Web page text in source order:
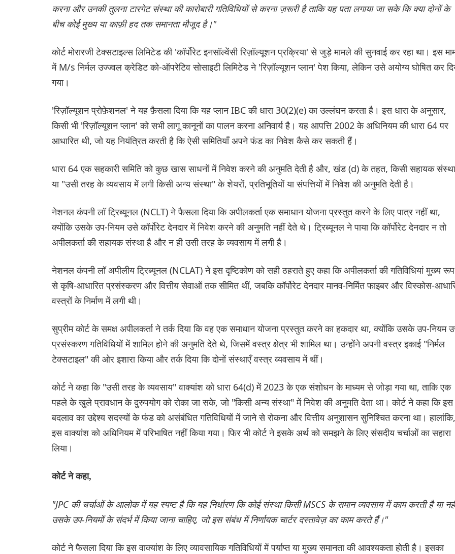
करना और उनकी तुलना टारगेट संस्था की कारोबारी गतिविधियों से करना ज़रूरी है ताकि यह पता लगाया जा सके कि क्या दोनों के
बीच कोई मुख्य या काफ़ी हद तक समानता मौजूद है।"
कोर्ट मोरारजी टेक्सटाइल्स लिमिटेड की 'कॉर्पोरेट इनसॉल्वेंसी रिज़ॉल्यूशन प्रक्रिया' से जुड़े मामले की सुनवाई कर रहा था। इस
में M/s निर्मल उज्ज्वल क्रेडिट को-ऑपरेटिव सोसाइटी लिमिटेड ने 'रिज़ॉल्यूशन प्लान' पेश किया, लेकिन उसे अयोग्य घोषित कर
गया।
'रिज़ॉल्यूशन प्रोफ़ेशनल' ने यह फ़ैसला दिया कि यह प्लान IBC की धारा 30(2)(e) का उल्लंघन करता है। इस धारा के अनुसार,
किसी भी 'रिज़ॉल्यूशन प्लान' को सभी लागू कानूनों का पालन करना अनिवार्य है। यह आपत्ति 2002 के अधिनियम की धारा 64 पर
आधारित थी, जो यह नियंत्रित करती है कि ऐसी समितियाँ अपने फंड का निवेश कैसे कर सकती हैं।
धारा 64 एक सहकारी समिति को कुछ खास साधनों में निवेश करने की अनुमति देती है और, खंड (d) के तहत, किसी सहायक संस्था
या "उसी तरह के व्यवसाय में लगी किसी अन्य संस्था" के शेयरों, प्रतिभूतियों या संपत्तियों में निवेश की अनुमति देती है।
नेशनल कंपनी लॉ ट्रिब्यूनल (NCLT) ने फैसला दिया कि अपीलकर्ता एक समाधान योजना प्रस्तुत करने के लिए पात्र नहीं था,
क्योंकि उसके उप-नियम उसे कॉर्पोरेट देनदार में निवेश करने की अनुमति नहीं देते थे। ट्रिब्यूनल ने पाया कि कॉर्पोरेट देनदार न तो
अपीलकर्ता की सहायक संस्था है और न ही उसी तरह के व्यवसाय में लगी है।
नेशनल कंपनी लॉ अपीलीय ट्रिब्यूनल (NCLAT) ने इस दृष्टिकोण को सही ठहराते हुए कहा कि अपीलकर्ता की गतिविधियां मुख्य रूप
से कृषि-आधारित प्रसंस्करण और वित्तीय सेवाओं तक सीमित थीं, जबकि कॉर्पोरेट देनदार मानव-निर्मित फाइबर और विस्कोस-
वस्त्रों के निर्माण में लगी थी।
सुप्रीम कोर्ट के समक्ष अपीलकर्ता ने तर्क दिया कि वह एक समाधान योजना प्रस्तुत करने का हकदार था, क्योंकि उसके उप-नियम
प्रसंस्करण गतिविधियों में शामिल होने की अनुमति देते थे, जिसमें वस्त्र क्षेत्र भी शामिल था। उन्होंने अपनी वस्त्र इकाई "निर्मल
टेक्सटाइल" की ओर इशारा किया और तर्क दिया कि दोनों संस्थाएँ वस्त्र व्यवसाय में थीं।
कोर्ट ने कहा कि "उसी तरह के व्यवसाय" वाक्यांश को धारा 64(d) में 2023 के एक संशोधन के माध्यम से जोड़ा गया था, ताकि एक
पहले के खुले प्रावधान के दुरुपयोग को रोका जा सके, जो "किसी अन्य संस्था" में निवेश की अनुमति देता था। कोर्ट ने कहा कि इस
बदलाव का उद्देश्य सदस्यों के फंड को असंबंधित गतिविधियों में जाने से रोकना और वित्तीय अनुशासन सुनिश्चित करना था। हालांकि,
इस वाक्यांश को अधिनियम में परिभाषित नहीं किया गया। फिर भी कोर्ट ने इसके अर्थ को समझने के लिए संसदीय चर्चाओं का सहारा
लिया।
कोर्ट ने कहा,
"JPC की चर्चाओं के आलोक में यह स्पष्ट है कि यह निर्धारण कि कोई संस्था किसी MSCS के समान व्यवसाय में काम करती है या
उसके उप-नियमों के संदर्भ में किया जाना चाहिए, जो इस संबंध में निर्णायक चार्टर दस्तावेज़ का काम करते हैं।"
कोर्ट ने फैसला दिया कि इस वाक्यांश के लिए व्यावसायिक गतिविधियों में पर्याप्त या मुख्य समानता की आवश्यकता होती है। इसका